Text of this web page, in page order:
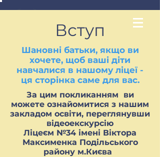
Вступ
Шановні батьки, якщо ви
хочете, щоб ваші діти
навчалися в нашому ліцеї -
ця сторінка саме для вас.
За цим покликанням ви
можете ознайомитися з нашим
закладом освіти, переглянувши
відеоекскурсію
Ліцеєм №34 імені Віктора
Максименка Подільського
району м.Києва